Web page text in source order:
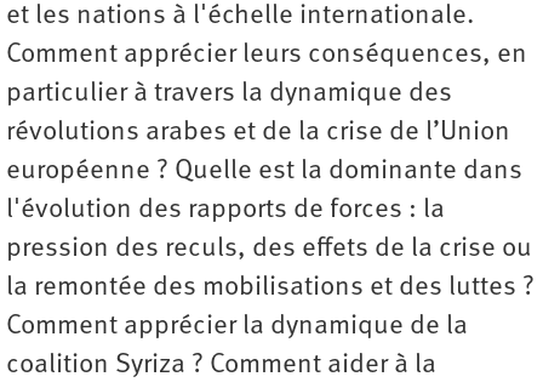
et les nations à l'échelle internationale.
Comment apprécier leurs conséquences, en
particulier à travers la dynamique des
révolutions arabes et de la crise de l’Union
européenne ? Quelle est la dominante dans
l'évolution des rapports de forces : la
pression des reculs, des effets de la crise ou
la remontée des mobilisations et des luttes ?
Comment apprécier la dynamique de la
coalition Syriza ? Comment aider à la